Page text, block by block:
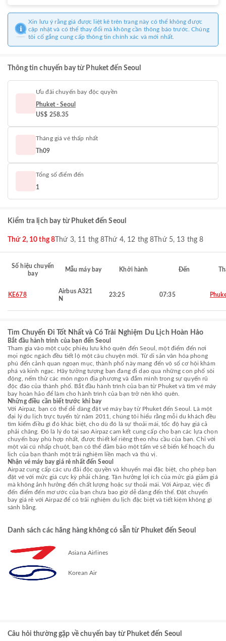
Xin lưu ý rằng giá được liệt kê trên trang này có thể không được
cập nhật và có thể thay đổi mà không cần thông báo trước. Chúng
tôi cố gắng cung cấp thông tin chính xác và mới nhất.
Thông tin chuyến bay từ Phuket đến Seoul
Ưu đãi chuyến bay độc quyền
Phuket - Seoul
US$ 258.35
Tháng giá vé thấp nhất
Th09
Tổng số điểm đến
1
Kiểm tra lịch bay từ Phuket đến Seoul
Thứ 2, 10 thg 8 Thứ 3, 11 thg 8 Thứ 4, 12 thg 8 Thứ 5, 13 thg 8
Số hiệu chuyến
bay
Mẫu máy bay Khởi hành Đến
KE678
Airbus A321
N
23:25 07:35
Tìm Chuyến Đi Tốt Nhất và Có Trải Nghiệm Du Lịch Hoàn Hảo
Bắt đầu hành trình của bạn đến Seoul
Tham gia vào một cuộc phiêu lưu khó quên đến Seoul, một điểm đến nơi
mọi ngóc ngách đều tiết lộ một câu chuyện mới. Từ di sản văn hóa phong
phú đến cảnh quan ngoạn mục, thành phố này mang đến vô số cơ hội khám
phá và kinh ngạc. Hãy tưởng tượng bạn đang đi dạo qua những con phố sôi
động, nếm thử các món ngon địa phương và đắm mình trong sự quyến rũ
độc đáo của thành phố. Bắt đầu hành trình của bạn từ Phuket và tìm vé máy
bay hoàn hảo để làm cho hành trình của bạn trở nên khó quên.
Những điều cần biết trước khi bay
Với Airpaz, bạn có thể dễ dàng đặt vé máy bay từ Phuket đến Seoul. Là một
đại lý du lịch trực tuyến từ năm 2011, chúng tôi hiểu rằng mỗi du khách đều
tìm kiếm điều gì đó khác biệt, cho dù đó là sự thoải mái, tốc độ hay giá cả
phải chăng. Đó là lý do tại sao Airpaz cam kết cung cấp cho bạn các lựa chọn
chuyến bay phù hợp nhất, được thiết kế riêng theo nhu cầu của bạn. Chỉ với
một vài cú nhấp chuột, bạn có thể đảm bảo một tấm vé sẽ biến kế hoạch du
lịch của bạn thành một trải nghiệm liền mạch và thú vị.
Nhận vé máy bay giá rẻ nhất đến Seoul
Airpaz cung cấp các ưu đãi độc quyền và khuyến mại đặc biệt, cho phép bạn
đặt vé với mức giá cực kỳ phải chăng. Tận hưởng lợi ích của mức giá giảm giá
mà không ảnh hưởng đến chất lượng hoặc sự thoải mái. Với Airpaz, việc đi
đến điểm đến mơ ước của bạn chưa bao giờ dễ dàng đến thế. Đặt chuyến
bay giá rẻ với Airpaz để có trải nghiệm du lịch đặc biệt và tiết kiệm không gì
sánh bằng.
Danh sách các hãng hàng không có sẵn từ Phuket đến Seoul
Asiana Airlines
Korean Air
Câu hỏi thường gặp về chuyến bay từ Phuket đến Seoul